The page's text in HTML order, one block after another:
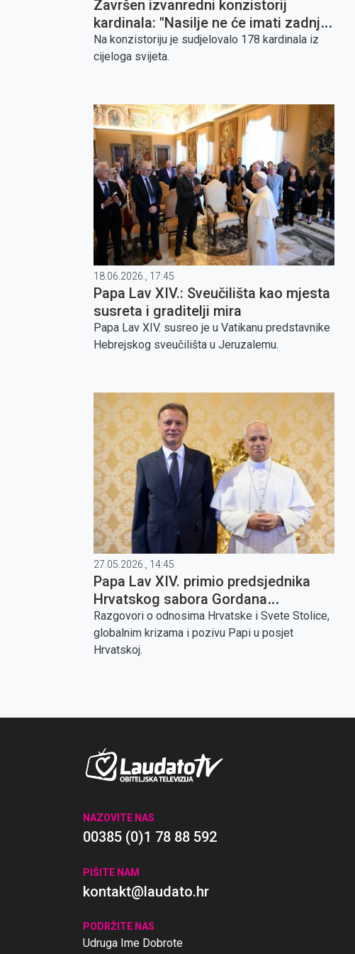
Završen izvanredni konzistorij
kardinala: ''Nasilje ne će imati zadnju
riječ''
Na konzistoriju je sudjelovalo 178 kardinala iz
cijeloga svijeta.
18.06.2026., 17:45
Papa Lav XIV.: Sveučilišta kao mjesta
susreta i graditelji mira
Papa Lav XIV. susreo je u Vatikanu predstavnike
Hebrejskog sveučilišta u Jeruzalemu.
27.05.2026., 14:45
Papa Lav XIV. primio predsjednika
Hrvatskog sabora Gordana
Jandrokovića
Razgovori o odnosima Hrvatske i Svete Stolice,
globalnim krizama i pozivu Papi u posjet
Hrvatskoj.
NAZOVITE NAS
00385 (0)1 78 88 592
PIŠITE NAM
kontakt@laudato.hr
PODRŽITE NAS
Udruga Ime Dobrote